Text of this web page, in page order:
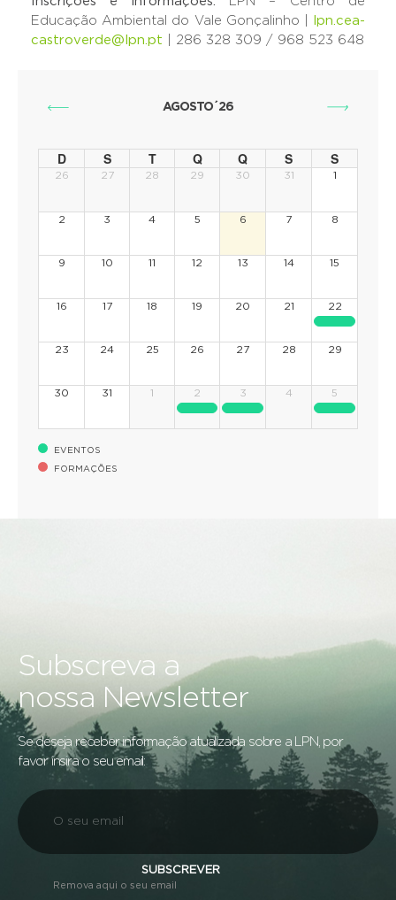
Educação Ambiental do Vale Gonçalinho |
lpn.cea-
castroverde@lpn.pt | 286 328 309 / 968 523 648
AGOSTO´26
D S T Q Q S S
26 27 28 29 30 31 1
2 3 4 5 6 7 8
9 10 11 12 13 14 15
16 17 18 19 20 21 22
23 24 25 26 27 28 29
30 31 1 2 3 4 5
EVENTOS
FORMAÇÕES
Subscreva a
nossa Newsletter
Se deseja receber informação atualizada sobre a LPN, por
favor insira o seu email:
SUBSCREVER
Remova aqui o seu email